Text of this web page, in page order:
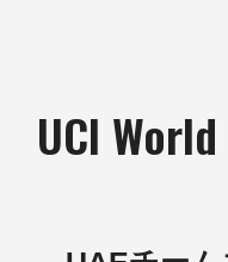
UCI